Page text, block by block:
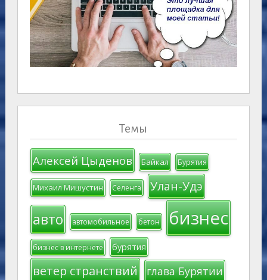
Темы
Алексей Цыденов Байкал Бурятия
Михаил Мишустин Селенга Улан-Удэ
авто автомобильное бетон бизнес
бизнес в интернете бурятия
ветер странствий глава Бурятии